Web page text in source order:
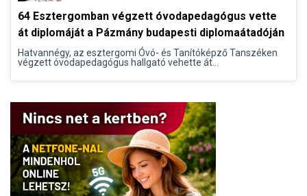
64 Esztergomban végzett óvodapedagógus vette
át diplomáját a Pázmány budapesti diplomaátadóján
Hatvannégy, az esztergomi Óvó- és Tanítóképző Tanszéken
végzett óvodapedagógus hallgató vehette át...